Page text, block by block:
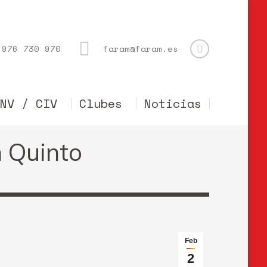
976 730 970 faram@faram.es
/ CIV Clubes Noticias
Quinto
Feb
2